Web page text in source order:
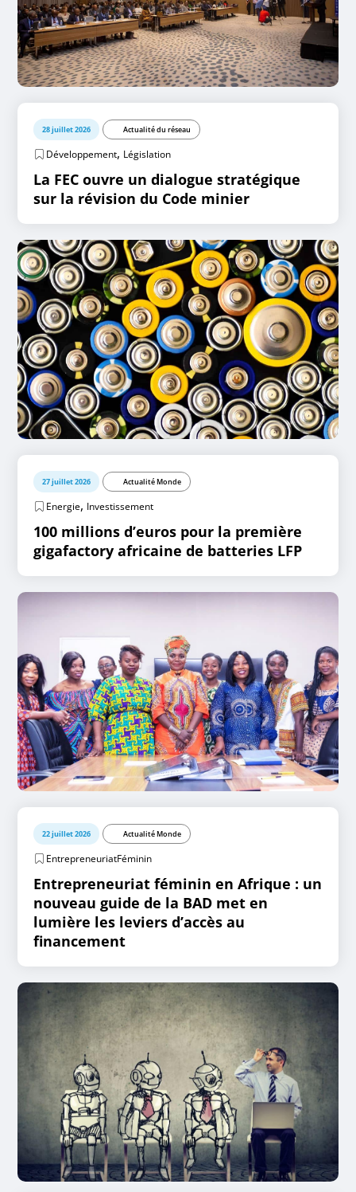
28 juillet 2026 Actualité du réseau
Développement, Législation
La FEC ouvre un dialogue stratégique
sur la révision du Code minier
27 juillet 2026 Actualité Monde
Energie, Investissement
100 millions d’euros pour la première
gigafactory africaine de batteries LFP
22 juillet 2026 Actualité Monde
EntrepreneuriatFéminin
Entrepreneuriat féminin en Afrique : un
nouveau guide de la BAD met en
lumière les leviers d’accès au
financement